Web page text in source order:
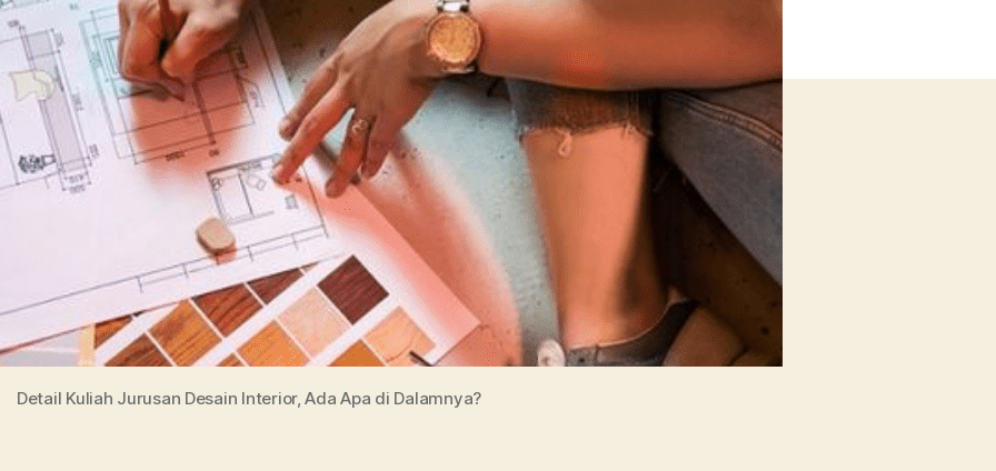
Detail Kuliah Jurusan Desain Interior, Ada Apa di Dalamnya?